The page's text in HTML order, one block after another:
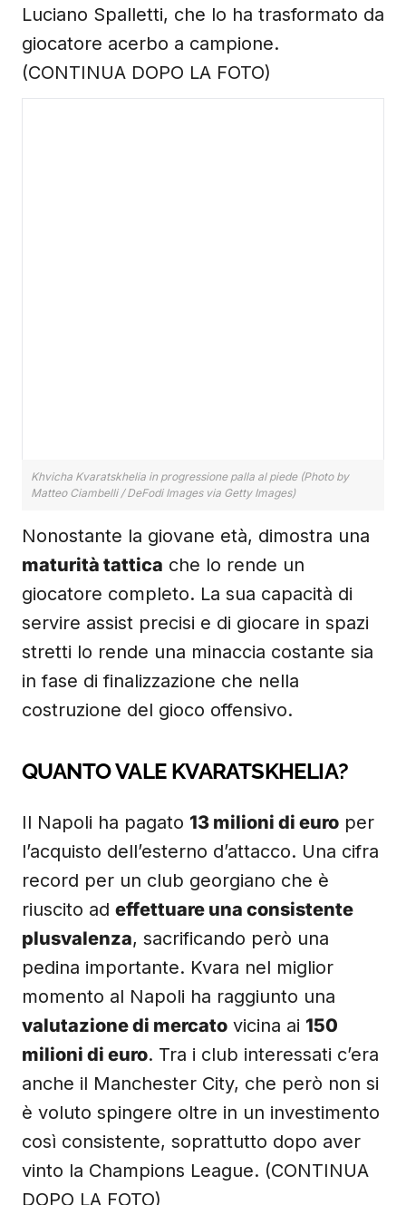
Luciano Spalletti, che lo ha trasformato da
giocatore acerbo a campione.
(CONTINUA DOPO LA FOTO)
Khvicha Kvaratskhelia in progressione palla al piede (Photo by
Matteo Ciambelli / DeFodi Images via Getty Images)
Nonostante la giovane età, dimostra una
maturità tattica che lo rende un
giocatore completo. La sua capacità di
servire assist precisi e di giocare in spazi
stretti lo rende una minaccia costante sia
in fase di finalizzazione che nella
costruzione del gioco offensivo.
QUANTO VALE KVARATSKHELIA?
Il Napoli ha pagato 13 milioni di euro per
l’acquisto dell’esterno d’attacco. Una cifra
record per un club georgiano che è
riuscito ad effettuare una consistente
plusvalenza, sacrificando però una
pedina importante. Kvara nel miglior
momento al Napoli ha raggiunto una
valutazione di mercato vicina ai 150
milioni di euro. Tra i club interessati c’era
anche il Manchester City, che però non si
è voluto spingere oltre in un investimento
così consistente, soprattutto dopo aver
vinto la Champions League. (CONTINUA
DOPO LA FOTO)